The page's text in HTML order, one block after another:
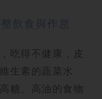
吃得不健康，皮
生素的蔬菜水
糖、高油的食物